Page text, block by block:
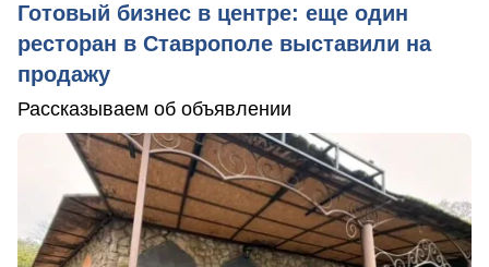
Готовый бизнес в центре: еще один
ресторан в Ставрополе выставили на
продажу
Рассказываем об объявлении